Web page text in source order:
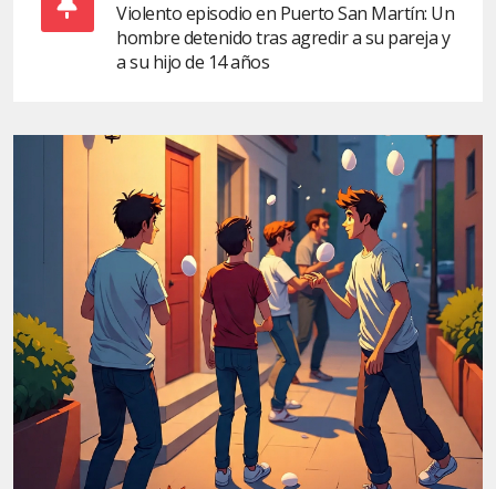
Violento episodio en Puerto San Martín: Un
hombre detenido tras agredir a su pareja y
a su hijo de 14 años